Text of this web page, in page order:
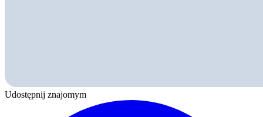
Udostępnij znajomym